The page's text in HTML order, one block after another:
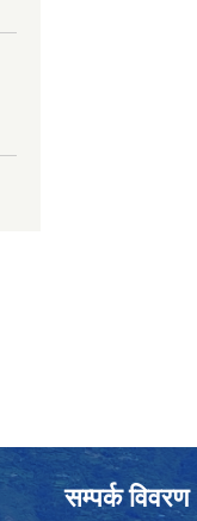
सम्पर्क विवरण